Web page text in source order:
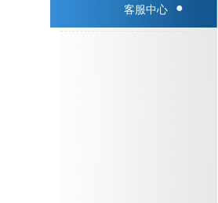
●
客服中心